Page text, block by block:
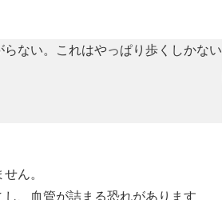
らない。これはやっぱり歩くしかない
ん。
、血管が詰まる恐れがあります